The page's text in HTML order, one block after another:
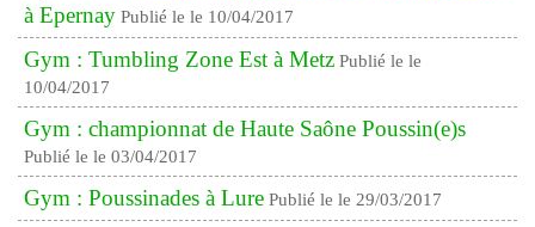
à Epernay Publié le le 10/04/2017
Gym : Tumbling Zone Est à Metz Publié le le
10/04/2017
Gym : championnat de Haute Saône Poussin(e)s
Publié le le 03/04/2017
Gym : Poussinades à Lure Publié le le 29/03/2017